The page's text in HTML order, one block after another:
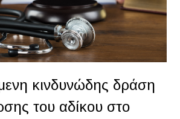
κινδυνώδης δράση
του αδίκου στο